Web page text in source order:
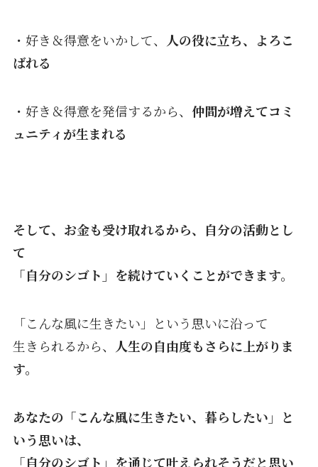
・好き＆得意をいかして、
人の役に立ち、よろこ
ばれる
・好き＆得意を発信するから、 仲間が増えてコミ
ュニティが生まれる
そして、お金も受け取れるから、自分の活動とし
て
「自分のシゴト」を続けていくことができます。
「こんな風に生きたい」という思いに沿って
生きられるから、
人生の自由度もさらに上がりま
す。
あなたの「こんな風に生きたい、暮らしたい」と
いう思いは、
「自分のシゴト」を通じて叶えられそうだと思い